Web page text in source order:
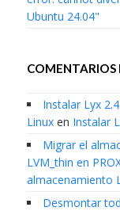
Ubuntu 24.04"
COMENTARIOS
Instalar Lyx
Linuxen Instalar
Migrar el
LVM_thin en
almacenamiento
Desmontar